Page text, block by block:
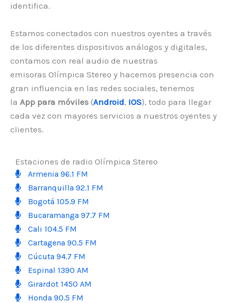
identifica.
Estamos conectados con nuestros oyentes a través
de los diferentes dispositivos análogos y digitales,
contamos con real audio de nuestras
emisoras Olímpica Stereo y hacemos presencia con
gran influencia en las redes sociales, tenemos
la App para móviles (Android, IOS), todo para llegar
cada vez con mayores servicios a nuestros oyentes y
clientes.
Estaciones de radio Olímpica Stereo
Armenia 96.1 FM
Barranquilla 92.1 FM
Bogotá 105.9 FM
Bucaramanga 97.7 FM
Cali 104.5 FM
Cartagena 90.5 FM
Cúcuta 94.7 FM
Espinal 1390 AM
Girardot 1450 AM
Honda 90.5 FM